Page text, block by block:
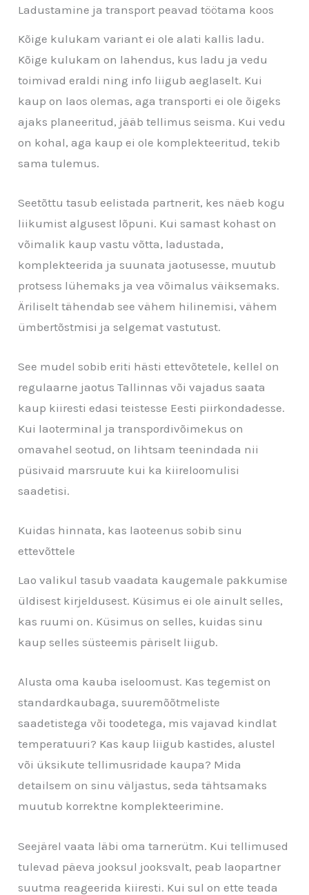
Ladustamine ja transport peavad töötama koos
Kõige kulukam variant ei ole alati kallis ladu.
Kõige kulukam on lahendus, kus ladu ja vedu
toimivad eraldi ning info liigub aeglaselt. Kui
kaup on laos olemas, aga transporti ei ole õigeks
ajaks planeeritud, jääb tellimus seisma. Kui vedu
on kohal, aga kaup ei ole komplekteeritud, tekib
sama tulemus.
Seetõttu tasub eelistada partnerit, kes näeb kogu
liikumist algusest lõpuni. Kui samast kohast on
võimalik kaup vastu võtta, ladustada,
komplekteerida ja suunata jaotusesse, muutub
protsess lühemaks ja vea võimalus väiksemaks.
Äriliselt tähendab see vähem hilinemisi, vähem
ümbertõstmisi ja selgemat vastutust.
See mudel sobib eriti hästi ettevõtetele, kellel on
regulaarne jaotus Tallinnas või vajadus saata
kaup kiiresti edasi teistesse Eesti piirkondadesse.
Kui laoterminal ja transpordivõimekus on
omavahel seotud, on lihtsam teenindada nii
püsivaid marsruute kui ka kiireloomulisi
saadetisi.
Kuidas hinnata, kas laoteenus sobib sinu
ettevõttele
Lao valikul tasub vaadata kaugemale pakkumise
üldisest kirjeldusest. Küsimus ei ole ainult selles,
kas ruumi on. Küsimus on selles, kuidas sinu
kaup selles süsteemis päriselt liigub.
Alusta oma kauba iseloomust. Kas tegemist on
standardkaubaga, suuremõõtmeliste
saadetistega või toodetega, mis vajavad kindlat
temperatuuri? Kas kaup liigub kastides, alustel
või üksikute tellimusridade kaupa? Mida
detailsem on sinu väljastus, seda tähtsamaks
muutub korrektne komplekteerimine.
Seejärel vaata läbi oma tarnerütm. Kui tellimused
tulevad päeva jooksul jooksvalt, peab laopartner
suutma reageerida kiiresti. Kui sul on ette teada